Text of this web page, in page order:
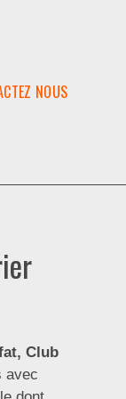
NOUS
Club
avec